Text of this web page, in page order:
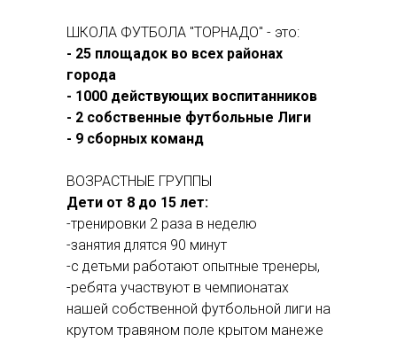
ШКОЛА ФУТБОЛА "ТОРНАДО" - это:
- 25 площадок во всех районах
города
- 1000 действующих воспитанников
- 2 собственные футбольные Лиги
- 9 сборных команд
ВОЗРАСТНЫЕ ГРУППЫ
Дети от 8 до 15 лет:
-тренировки 2 раза в неделю
-занятия длятся 90 минут
-с детьми работают опытные тренеры,
-ребята участвуют в чемпионатах
нашей собственной футбольной лиги на
крутом травяном поле крытом манеже